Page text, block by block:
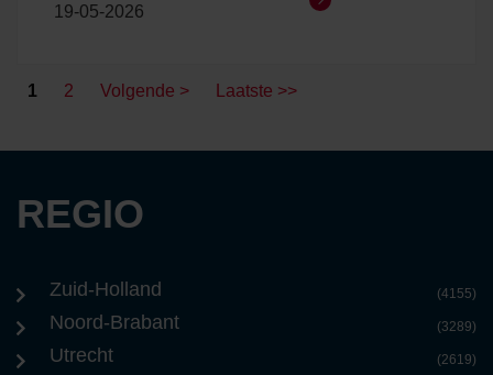
19-05-2026
1 2 Volgende > Laatste >>
REGIO
Zuid-Holland (4155)
Noord-Brabant (3289)
Utrecht (2619)